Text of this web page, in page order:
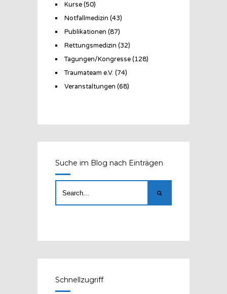
Kurse(50)
Notfallmedizin (43)
Publikationen (87)
Rettungsmedizin (32)
Tagungen/Kongresse(128)
Traumateam e.V. (74)
Veranstaltungen (68)
Suche im Blog nach Einträgen
Schnellzugriff